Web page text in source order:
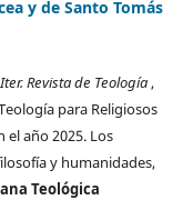
y de Santo Tomás
Iter. Revista de Teología,
para Religiosos
el año 2025. Los
y humanidades,
Teológica